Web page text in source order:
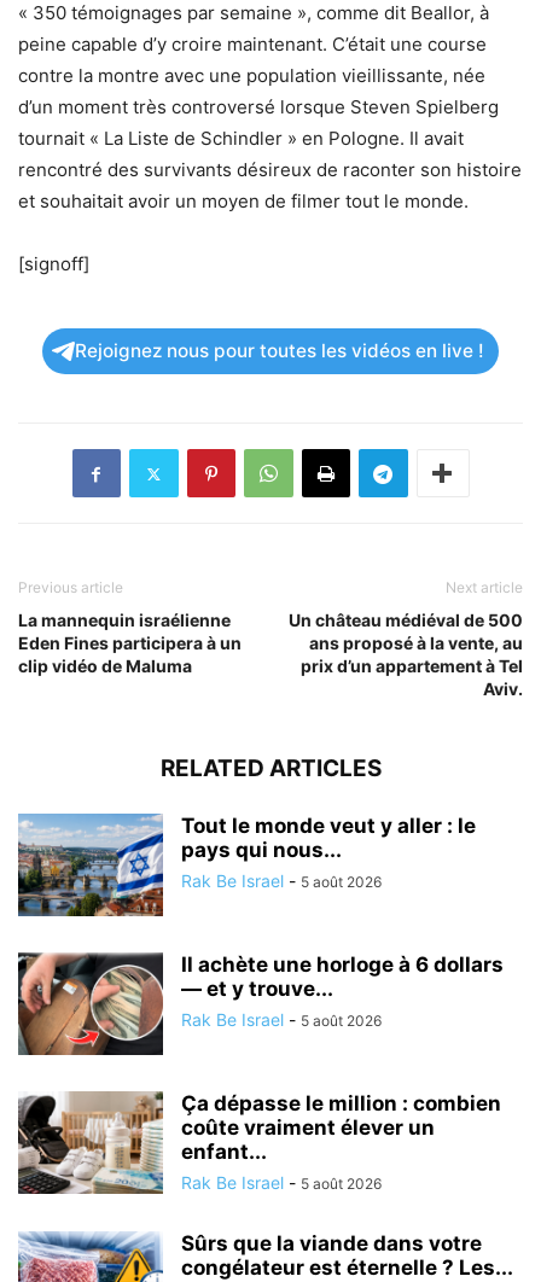
« 350 témoignages par semaine », comme dit Beallor, à
peine capable d’y croire maintenant. C’était une course
contre la montre avec une population vieillissante, née
d’un moment très controversé lorsque Steven Spielberg
tournait « La Liste de Schindler » en Pologne. Il avait
rencontré des survivants désireux de raconter son histoire
et souhaitait avoir un moyen de filmer tout le monde.
[signoff]
Rejoignez nous pour toutes les vidéos en live !
Previous article
La mannequin israélienne
Eden Fines participera à un
clip vidéo de Maluma
Next article
Un château médiéval de 500
ans proposé à la vente, au
prix d’un appartement à Tel
Aviv.
RELATED ARTICLES
Tout le monde veut y aller : le
pays qui nous...
Rak Be Israel - 5 août 2026
Il achète une horloge à 6 dollars
— et y trouve...
Rak Be Israel - 5 août 2026
Ça dépasse le million : combien
coûte vraiment élever un
enfant...
Rak Be Israel - 5 août 2026
Sûrs que la viande dans votre
congélateur est éternelle ? Les...